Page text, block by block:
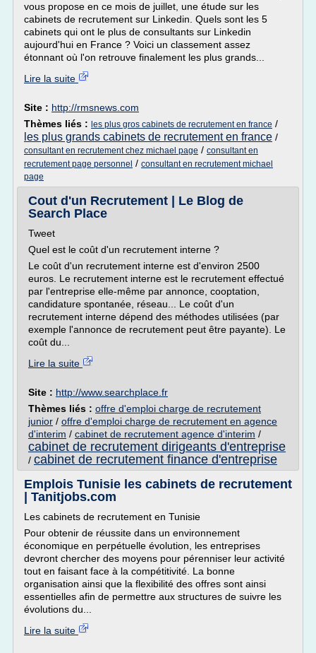
vous propose en ce mois de juillet, une étude sur les
cabinets de recrutement sur Linkedin. Quels sont les 5
cabinets qui ont le plus de consultants sur Linkedin
aujourd'hui en France ? Voici un classement assez
étonnant où l'on retrouve finalement les plus grands...
Lire la suite
Site : http://rmsnews.com
Thèmes liés : les plus gros cabinets de recrutement en france /
les plus grands cabinets de recrutement en france /
consultant en recrutement chez michael page / consultant en
recrutement page personnel / consultant en recrutement michael
page
Cout d'un Recrutement | Le Blog de
Search Place
Tweet
Quel est le coût d'un recrutement interne ?
Le coût d'un recrutement interne est d'environ 2500
euros. Le recrutement interne est le recrutement effectué
par l'entreprise elle-même par annonce, cooptation,
candidature spontanée, réseau... Le coût d'un
recrutement interne dépend des méthodes utilisées (par
exemple l'annonce de recrutement peut être payante). Le
coût du...
Lire la suite
Site : http://www.searchplace.fr
Thèmes liés : offre d'emploi charge de recrutement
junior / offre d'emploi charge de recrutement en agence
d'interim / cabinet de recrutement agence d'interim /
cabinet de recrutement dirigeants d'entreprise
/ cabinet de recrutement finance d'entreprise
Emplois Tunisie les cabinets de recrutement
| Tanitjobs.com
Les cabinets de recrutement en Tunisie
Pour obtenir de réussite dans un environnement
économique en perpétuelle évolution, les entreprises
devront chercher des moyens pour pérenniser leur activité
tout en faisant face à la compétitivité. La bonne
organisation ainsi que la flexibilité des offres sont ainsi
essentielles afin de permettre aux structures de suivre les
évolutions du...
Lire la suite